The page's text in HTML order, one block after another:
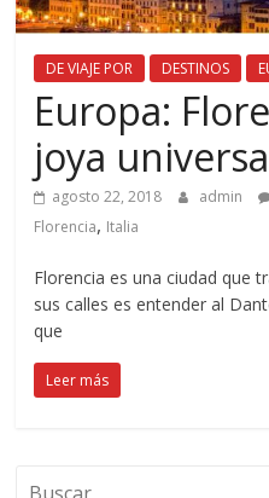
DE VIAJE POR DESTINOS
Europa:
joya
agosto 22, 2018 admin
Florencia, Italia
Florencia es una ciudad que
sus calles es entender al
que
Leer más